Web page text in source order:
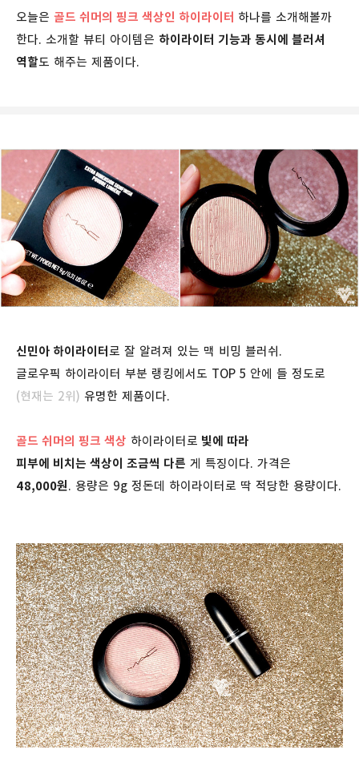
오늘은 골드 쉬머의 핑크 색상인 하이라이터 하나를 소개해볼까
한다. 소개할 뷰티 아이템은 하이라이터 기능과 동시에 블러셔
역할도 해주는 제품이다.
신민아 하이라이터로 잘 알려져 있는 맥 비밍 블러쉬.
글로우픽 하이라이터 부분 랭킹에서도 TOP 5 안에 들 정도로
(현재는 2위) 유명한 제품이다.
골드 쉬머의 핑크 색상 하이라이터로 빛에 따라
피부에 비치는 색상이 조금씩 다른 게 특징이다. 가격은
48,000원. 용량은 9g 정돈데 하이라이터로 딱 적당한 용량이다.